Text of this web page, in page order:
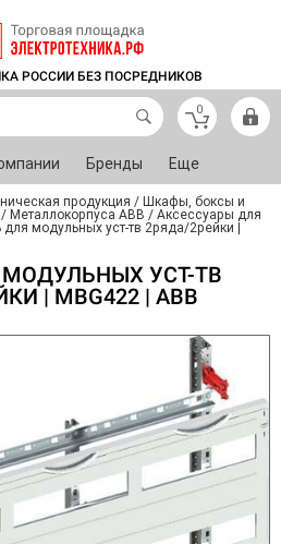
РОССИИ БЕЗ ПОСРЕДНИКОВ
0
Бренды Еще
продукция / Шкафы, боксы и
/ Металлокорпуса ABB / Аксессуары для
модульных уст-тв 2ряда/2рейки |
УСТ-ТВ
| MBG422 | ABB